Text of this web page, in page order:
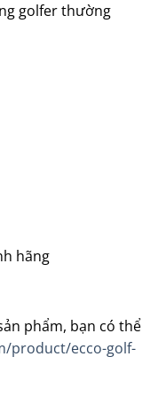
golfer thường
hãng
phẩm, bạn có thể
product/ecco-golf-